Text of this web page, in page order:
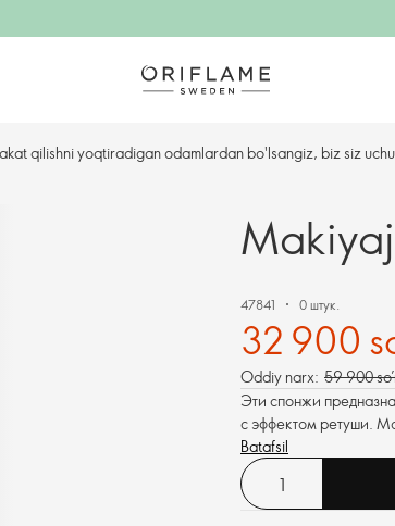
qilishni yoqtiradigan odamlardan bo'lsangiz, biz siz
47841 0 штук.
32 900
Oddiy narx: 59 900
Эти спонжи
с эффектом ретуши.
Batafsil